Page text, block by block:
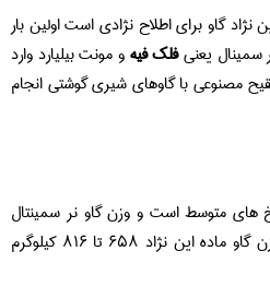
نژاد گاو برای اطلاح نژادی است اولین بار
فلک فیهو مونت بیلیارد وارد
مصنوعی با گاوهای شیری گوشتی انجام
های متوسط است و وزن گاو نر سمینتال
حدودا ۱۰۴۳ تا ۱۱۷۹ کیلوگرم و وزن گاو ماده این نژاد ۶۵۸ تا ۸۱۶ کیلوگرم